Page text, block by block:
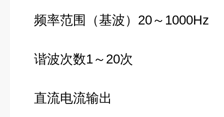
频率范围（基波）20～1000Hz
谐波次数1～20次
直流电流输出